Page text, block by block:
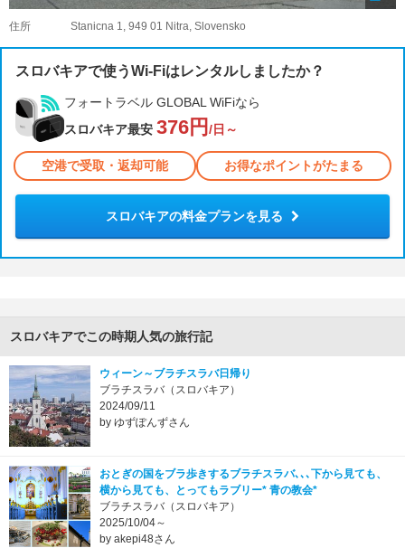
住所 Stanicna 1, 949 01 Nitra, Slovensko
スロバキアで使うWi-Fiはレンタルしましたか？
フォートラベル GLOBAL WiFiなら
スロバキア最安 376円 /日～
空港で受取・返却可能 お得なポイントがたまる
スロバキアの料金プランを見る
スロバキアでこの時期人気の旅行記
ウィーン～ブラチスラバ日帰り
ブラチスラバ（スロバキア）
2024/09/11
by ゆずぽんずさん
おとぎの国をブラ歩きするブラチスラバ､､､下から見ても、
横から見ても、とってもラブリー* 青の教会*
ブラチスラバ（スロバキア）
2025/10/04～
by akepi48さん